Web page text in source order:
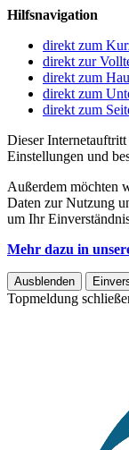
Hilfsnavigation
direkt zum
direkt zur
direkt zum
direkt zum
direkt zum
Dieser
Einstellungen und
Außerdem möchten
Daten zur Nutzung
um Ihr
Mehr dazu in
Ausblenden
Topmeldung